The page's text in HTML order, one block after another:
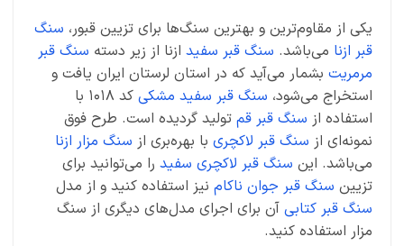
یکی از مقاوم‌ترین و بهترین سنگ‌ها برای تزیین قبور،سنگ
قبر ازنامی‌باشد.سنگ قبر سفیدازنا از زیر دستهسنگ قبر
مرمریتبشمار می‌آید که در استان لرستان ایران یافت و
استخراج می‌شود،سنگ قبر سفید مشکی
کد 1018 با
استفاده از سنگ قبر قمتولید گردیده است. طرح فوق
نمونه‌ای از سنگ قبر لاکچریبا بهره‌بری از سنگ مزار ازنا
می‌باشد. اینسنگ قبر لاکچری سفیدرا می‌توانید برای
تزیینسنگ قبر جوان ناکامنیز استفاده کنید و از مدل
سنگ قبر کتابیآن برای اجرای مدل‌های دیگری از سنگ
مزار استفاده کنید.